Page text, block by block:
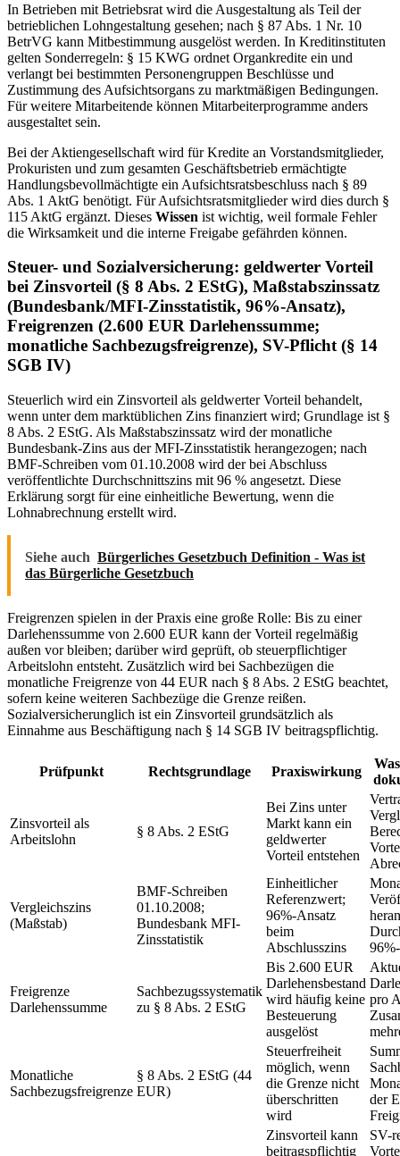
In Betrieben mit Betriebsrat wird die Ausgestaltung als Teil der
betrieblichen Lohngestaltung gesehen; nach § 87 Abs. 1 Nr. 10
BetrVG kann Mitbestimmung ausgelöst werden. In Kreditinstituten
gelten Sonderregeln: § 15 KWG ordnet Organkredite ein und
verlangt bei bestimmten Personengruppen Beschlüsse und
Zustimmung des Aufsichtsorgans zu marktmäßigen Bedingungen.
Für weitere Mitarbeitende können Mitarbeiterprogramme anders
ausgestaltet sein.
Bei der Aktiengesellschaft wird für Kredite an Vorstandsmitglieder,
Prokuristen und zum gesamten Geschäftsbetrieb ermächtigte
Handlungsbevollmächtigte ein Aufsichtsratsbeschluss nach § 89
Abs. 1 AktG benötigt. Für Aufsichtsratsmitglieder wird dies durch §
115 AktG ergänzt. Dieses Wissen ist wichtig, weil formale Fehler
die Wirksamkeit und die interne Freigabe gefährden können.
Steuer- und Sozialversicherung: geldwerter Vorteil
bei Zinsvorteil (§ 8 Abs. 2 EStG), Maßstabszinssatz
(Bundesbank/MFI-Zinsstatistik, 96%-Ansatz),
Freigrenzen (2.600 EUR Darlehenssumme;
monatliche Sachbezugsfreigrenze), SV-Pflicht (§ 14
SGB IV)
Steuerlich wird ein Zinsvorteil als geldwerter Vorteil behandelt,
wenn unter dem marktüblichen Zins finanziert wird; Grundlage ist §
8 Abs. 2 EStG. Als Maßstabszinssatz wird der monatliche
Bundesbank-Zins aus der MFI-Zinsstatistik herangezogen; nach
BMF-Schreiben vom 01.10.2008 wird der bei Abschluss
veröffentlichte Durchschnittszins mit 96 % angesetzt. Diese
Erklärung sorgt für eine einheitliche Bewertung, wenn die
Lohnabrechnung erstellt wird.
Siehe auch Bürgerliches Gesetzbuch Definition - Was ist
das Bürgerliche Gesetzbuch
Freigrenzen spielen in der Praxis eine große Rolle: Bis zu einer
Darlehenssumme von 2.600 EUR kann der Vorteil regelmäßig
außen vor bleiben; darüber wird geprüft, ob steuerpflichtiger
Arbeitslohn entsteht. Zusätzlich wird bei Sachbezügen die
monatliche Freigrenze von 44 EUR nach § 8 Abs. 2 EStG beachtet,
sofern keine weiteren Sachbezüge die Grenze reißen.
Sozialversicherunglich ist ein Zinsvorteil grundsätzlich als
Einnahme aus Beschäftigung nach § 14 SGB IV beitragspflichtig.
Prüfpunkt Rechtsgrundlage Praxiswirkung
Zinsvorteil als
Arbeitslohn
§ 8 Abs. 2 EStG
Bei Zins unter
Markt kann ein
geldwerter
Vorteil entstehen
Vergleichszins
(Maßstab)
BMF-Schreiben
01.10.2008;
Bundesbank MFI-
Zinsstatistik
Einheitlicher
Referenzwert;
96%-Ansatz
beim
Abschlusszins
Freigrenze
Darlehenssumme
Sachbezugssystematik
zu § 8 Abs. 2 EStG
Bis 2.600 EUR
Darlehensbestand
wird häufig keine
Besteuerung
ausgelöst
pro
Monatliche
Sachbezugsfreigrenze
§ 8 Abs. 2 EStG (44
EUR)
Steuerfreiheit
möglich, wenn
die Grenze nicht
überschritten
wird
der
Zinsvorteil kann
beitragspflichtig
SV-